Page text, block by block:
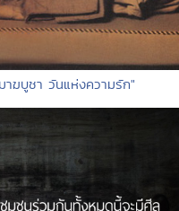
าฆบูชา วันแห่งความรัก"